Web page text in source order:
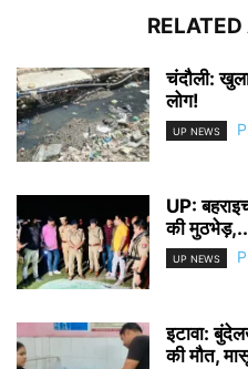
चंदौली:
लोग!
UP NEWS
UP:
की
UP NEWS
इटावा:
की मौत,